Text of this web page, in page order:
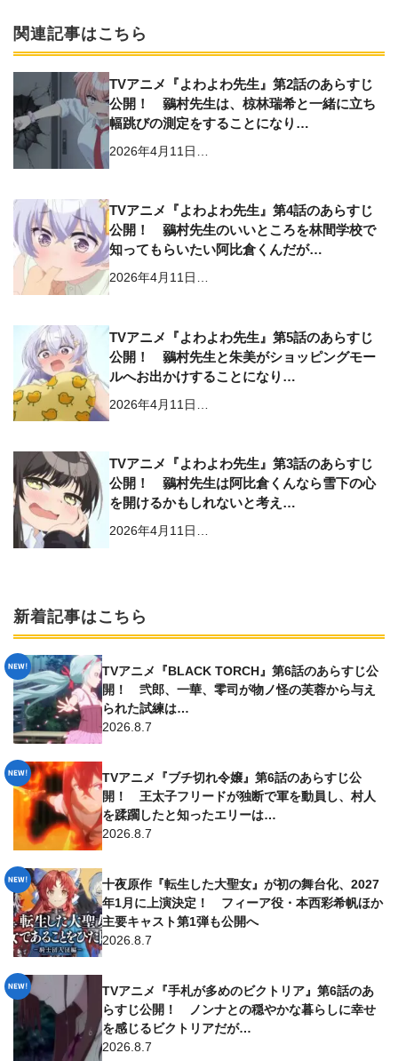
関連記事はこちら
TVアニメ『よわよわ先生』第2話のあらすじ
公開！ 鶸村先生は、椋林瑞希と一緒に立ち
幅跳びの測定をすることになり…
2026年4月11日…
TVアニメ『よわよわ先生』第4話のあらすじ
公開！ 鶸村先生のいいところを林間学校で
知ってもらいたい阿比倉くんだが…
2026年4月11日…
TVアニメ『よわよわ先生』第5話のあらすじ
公開！ 鶸村先生と朱美がショッピングモー
ルへお出かけすることになり…
2026年4月11日…
TVアニメ『よわよわ先生』第3話のあらすじ
公開！ 鶸村先生は阿比倉くんなら雪下の心
を開けるかもしれないと考え…
2026年4月11日…
新着記事はこちら
TVアニメ『BLACK TORCH』第6話のあらすじ公
開！ 弐郎、一華、零司が物ノ怪の芙蓉から与え
られた試練は…
2026.8.7
TVアニメ『ブチ切れ令嬢』第6話のあらすじ公
開！ 王太子フリードが独断で軍を動員し、村人
を蹂躙したと知ったエリーは…
2026.8.7
十夜原作『転生した大聖女』が初の舞台化、2027
年1月に上演決定！ フィーア役・本西彩希帆ほか
主要キャスト第1弾も公開へ
2026.8.7
TVアニメ『手札が多めのビクトリア』第6話のあ
らすじ公開！ ノンナとの穏やかな暮らしに幸せ
を感じるビクトリアだが…
2026.8.7